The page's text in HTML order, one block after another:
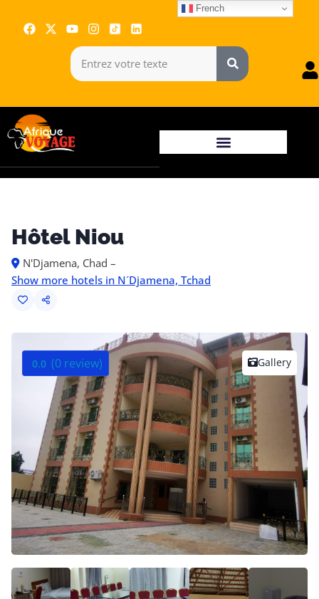
Hôtel Niou
N'Djamena, Chad –
Show more hotels in N´Djamena, Tchad
Gallery
0.0 (0 review)
French